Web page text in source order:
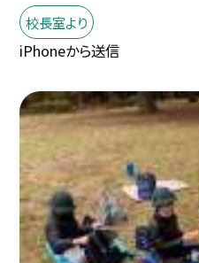
校長室より
iPhoneから送信